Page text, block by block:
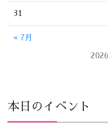
31
« 7月
本日のイベント